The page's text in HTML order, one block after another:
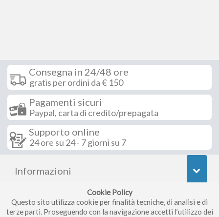
Cookie Policy
Questo sito utilizza cookie per finalità tecniche, di analisi e di
terze parti. Proseguendo con la navigazione accetti l’utilizzo dei
Consegna in 24/48 ore
gratis per ordini da € 150
Pagamenti sicuri
Paypal, carta di credito/prepagata
Supporto online
24 ore su 24 - 7 giorni su 7
Informazioni
Seguici su